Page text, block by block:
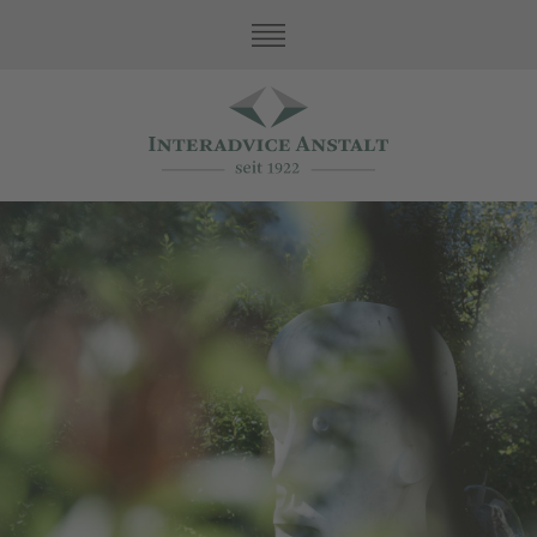
Family Office Services
Asset Protection
Buchhaltung und Steuern
Unternehmen
Verwaltungsrat & Geschäftsleitung
Kontakt